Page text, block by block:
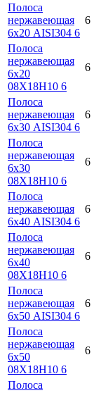
Полоса
нержавеющая
6х20 AISI304 6
6
Полоса
нержавеющая
6х20
08Х18Н10 6
6
Полоса
нержавеющая
6х30 AISI304 6
6
Полоса
нержавеющая
6х30
08Х18Н10 6
6
Полоса
нержавеющая
6х40 AISI304 6
6
Полоса
нержавеющая
6х40
08Х18Н10 6
6
Полоса
нержавеющая
6х50 AISI304 6
6
Полоса
нержавеющая
6х50
08Х18Н10 6
6
Полоса